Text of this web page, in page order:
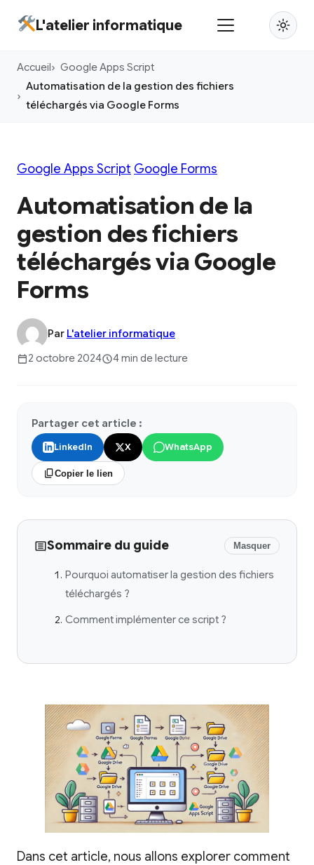
principal
L'atelier informatique
Accueil
Google Apps Script
Automatisation de la gestion des fichiers
téléchargés via Google Forms
Google Apps Script Google Forms
Automatisation de la
gestion des fichiers
téléchargés via Google
Forms
Par L'atelier informatique
2 octobre 2024
4 min de lecture
Partager cet article :
LinkedIn X WhatsApp
Copier le lien
Sommaire du guide Masquer
Pourquoi automatiser la gestion des fichiers
téléchargés ?
Comment implémenter ce script ?
Dans cet article, nous allons explorer comment